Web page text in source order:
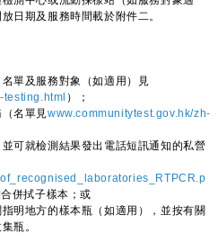
日期及服務時間載於附件二。
單及服務對象（如適用）見
）；
（名單見www.communitytest.gov.hk/zh-
可就檢測結果發出電話短訊通知的私營
併拭子樣本；或
明地方的樣本瓶（如適用），並按有關
瓶。